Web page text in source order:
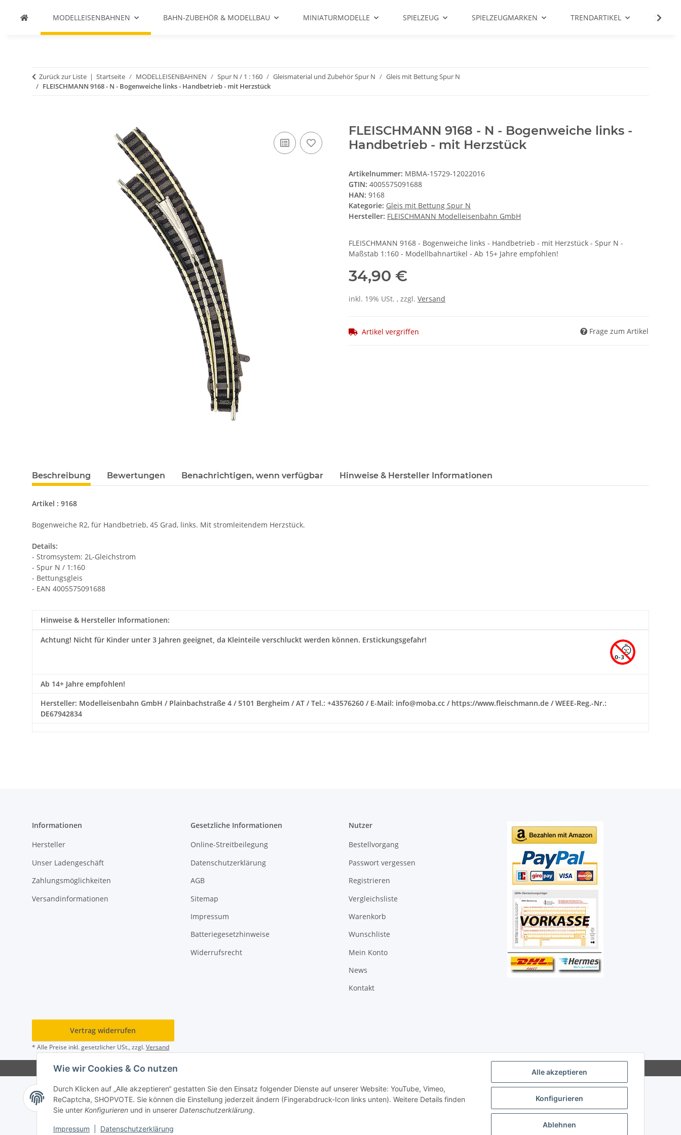
Alle akzeptieren
Konfigurieren
Ablehnen
Wie wir Cookies & Co nutzen
Durch Klicken auf „Alle akzeptieren“ gestatten Sie den Einsatz folgender Dienste auf unserer Website: YouTube, Vimeo,
ReCaptcha, SHOPVOTE. Sie können die Einstellung jederzeit ändern (Fingerabdruck-Icon links unten). Weitere Details finden
Sie unter Konfigurieren und in unserer Datenschutzerklärung.
Impressum Datenschutzerklärung
MODELLEISENBAHNEN BAHN-ZUBEHÖR & MODELLBAU MINIATURMODELLE SPIELZEUG SPIELZEUGMARKEN TRENDARTIKEL SALE %
Zurück zur Liste Startseite MODELLEISENBAHNEN Spur N / 1 : 160 Gleismaterial und Zubehör Spur N
Gleis mit Bettung Spur N
FLEISCHMANN 9168 - N - Bogenweiche links - Handbetrieb - mit Herzstück
FLEISCHMANN 9168 - N - Bogenweiche links -
Handbetrieb - mit Herzstück
Artikelnummer: MBMA-15729-12022016
GTIN: 4005575091688
HAN: 9168
Kategorie: Gleis mit Bettung Spur N
Hersteller: FLEISCHMANN Modelleisenbahn GmbH
FLEISCHMANN 9168 - Bogenweiche links - Handbetrieb - mit Herzstück - Spur N -
Maßstab 1:160 - Modellbahnartikel - Ab 15+ Jahre empfohlen!
34,90 €
inkl. 19% USt. , zzgl. Versand
Artikel vergriffen Frage zum Artikel
Beschreibung Bewertungen Benachrichtigen, wenn verfügbar Hinweise & Hersteller Informationen
Artikel : 9168
Bogenweiche R2, für Handbetrieb, 45 Grad, links. Mit stromleitendem Herzstück.
Details:
- Stromsystem: 2L-Gleichstrom
- Spur N / 1:160
- Bettungsgleis
- EAN 4005575091688
Hinweise & Hersteller Informationen:
Achtung! Nicht für Kinder unter 3 Jahren geeignet, da Kleinteile verschluckt werden können. Erstickungsgefahr!
Ab 14+ Jahre empfohlen!
Hersteller: Modelleisenbahn GmbH / Plainbachstraße 4 / 5101 Bergheim / AT / Tel.: +43576260 / E-Mail: info@moba.cc / https://www.fleischmann.de / WEEE-Reg.-Nr.:
DE67942834
Informationen
Hersteller
Unser Ladengeschäft
Zahlungsmöglichkeiten
Versandinformationen
Gesetzliche Informationen
Online-Streitbeilegung
Datenschutzerklärung
AGB
Sitemap
Impressum
Batteriegesetzhinweise
Widerrufsrecht
Nutzer
Bestellvorgang
Passwort vergessen
Registrieren
Vergleichsliste
Warenkorb
Wunschliste
Mein Konto
News
Kontakt
Vertrag widerrufen
* Alle Preise inkl. gesetzlicher USt., zzgl.Versand